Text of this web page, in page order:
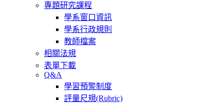
專題研究課程
學系窗口資訊
學系行政規則
教師檔案
相關法規
表單下載
Q&A
學習預警制度
評量尺規(Rubric)